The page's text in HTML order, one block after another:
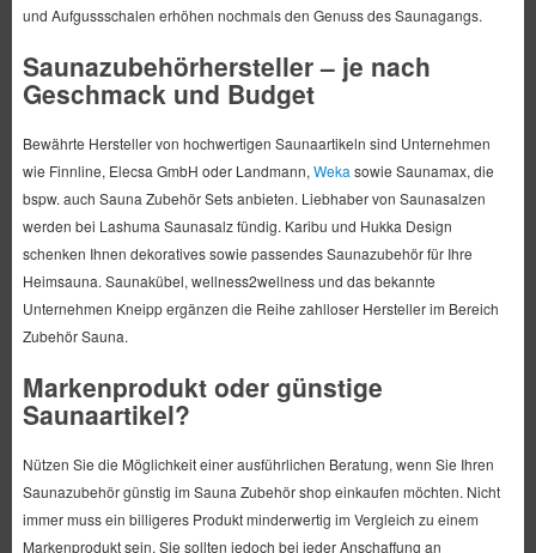
und Aufgussschalen erhöhen nochmals den Genuss des Saunagangs.
Saunazubehörhersteller – je nach
Geschmack und Budget
Bewährte Hersteller von hochwertigen Saunaartikeln sind Unternehmen
wie Finnline, Elecsa GmbH oder Landmann, Weka sowie Saunamax, die
bspw. auch Sauna Zubehör Sets anbieten. Liebhaber von Saunasalzen
werden bei Lashuma Saunasalz fündig. Karibu und Hukka Design
schenken Ihnen dekoratives sowie passendes Saunazubehör für Ihre
Heimsauna. Saunakübel, wellness2wellness und das bekannte
Unternehmen Kneipp ergänzen die Reihe zahlloser Hersteller im Bereich
Zubehör Sauna.
Markenprodukt oder günstige
Saunaartikel?
Nützen Sie die Möglichkeit einer ausführlichen Beratung, wenn Sie Ihren
Saunazubehör günstig im Sauna Zubehör shop einkaufen möchten. Nicht
immer muss ein billigeres Produkt minderwertig im Vergleich zu einem
Markenprodukt sein. Sie sollten jedoch bei jeder Anschaffung an